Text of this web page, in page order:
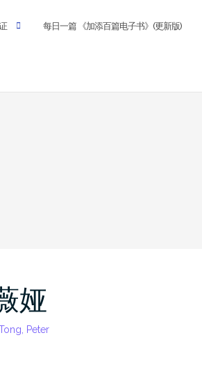
每日一篇 《加添百篇电子书》(更新版)
娅
Peter